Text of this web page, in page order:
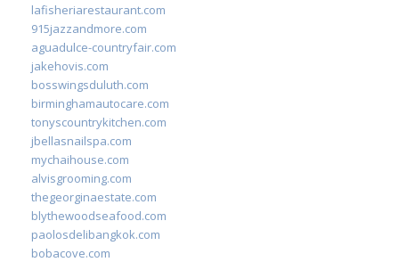
lafisheriarestaurant.com
915jazzandmore.com
aguadulce-countryfair.com
jakehovis.com
bosswingsduluth.com
birminghamautocare.com
tonyscountrykitchen.com
jbellasnailspa.com
mychaihouse.com
alvisgrooming.com
thegeorginaestate.com
blythewoodseafood.com
paolosdelibangkok.com
bobacove.com